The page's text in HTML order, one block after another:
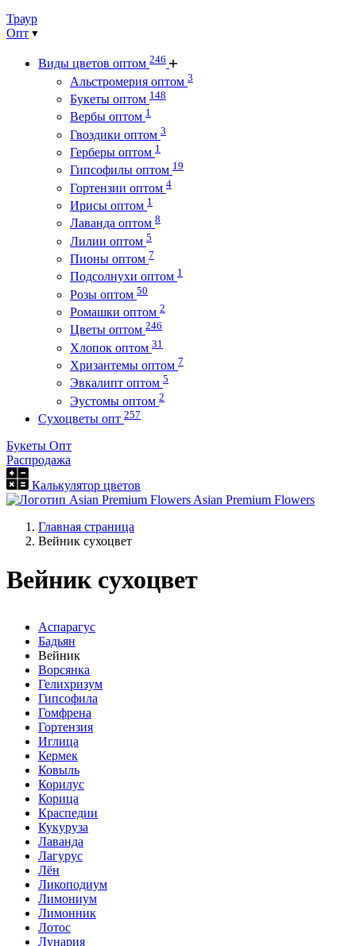
Траур
Опт
Виды цветов оптом 246
Альстромерия оптом 3
Букеты оптом 148
Вербы оптом 1
Гвоздики оптом 3
Герберы оптом 1
Гипсофилы оптом 19
Гортензии оптом 4
Ирисы оптом 1
Лаванда оптом 8
Лилии оптом 5
Пионы оптом 7
Подсолнухи оптом 1
Розы оптом 50
Ромашки оптом 2
Цветы оптом 246
Хлопок оптом 31
Хризантемы оптом 7
Эвкалипт оптом 5
Эустомы оптом 2
Сухоцветы опт 257
Букеты Опт
Распродажа
Калькулятор цветов
Asian Premium Flowers
Главная страница
Вейник сухоцвет
Вейник сухоцвет
Аспарагус
Бадьян
Вейник
Ворсянка
Гелихризум
Гипсофила
Гомфрена
Гортензия
Иглица
Кермек
Ковыль
Корилус
Корица
Краспедии
Кукуруза
Лаванда
Лагурус
Лён
Ликоподиум
Лимониум
Лимонник
Лотос
Лунария